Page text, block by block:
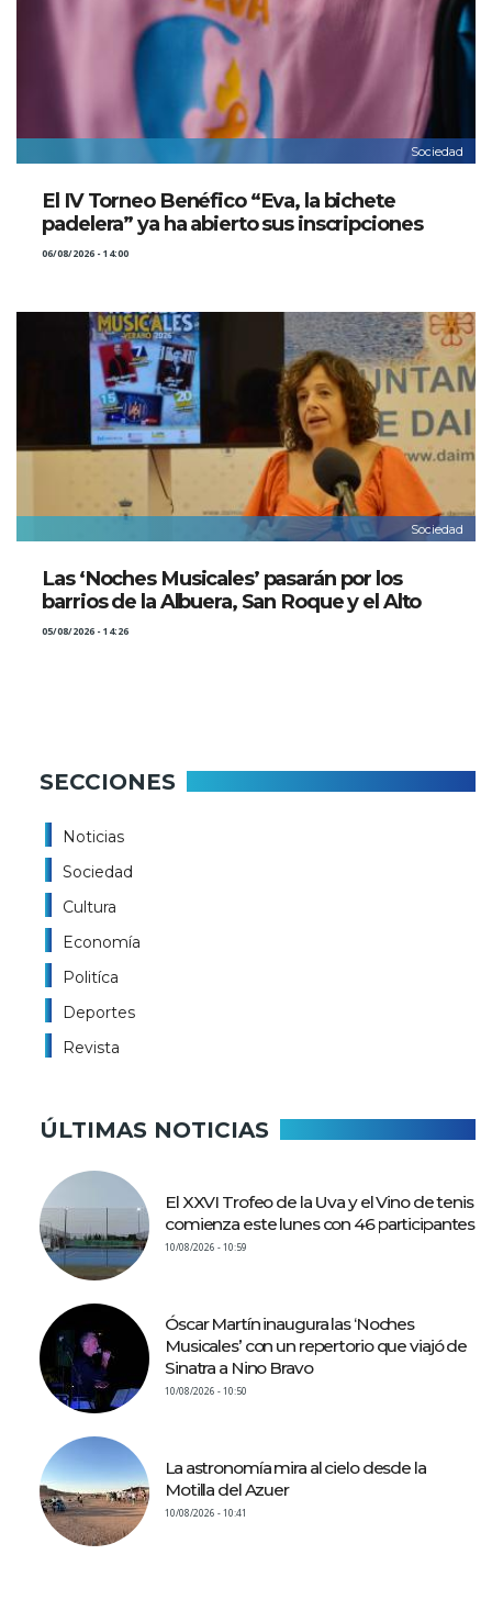
Sociedad
El IV Torneo Benéfico “Eva, la bichete
padelera” ya ha abierto sus inscripciones
06/08/2026 - 14:00
Sociedad
Las ‘Noches Musicales’ pasarán por los
barrios de la Albuera, San Roque y el Alto
05/08/2026 - 14:26
SECCIONES
Noticias
Sociedad
Cultura
Economía
Politíca
Deportes
Revista
ÚLTIMAS NOTICIAS
El XXVI Trofeo de la Uva y el Vino de tenis
comienza este lunes con 46 participantes
10/08/2026 - 10:59
Óscar Martín inaugura las ‘Noches
Musicales’ con un repertorio que viajó de
Sinatra a Nino Bravo
10/08/2026 - 10:50
La astronomía mira al cielo desde la
Motilla del Azuer
10/08/2026 - 10:41